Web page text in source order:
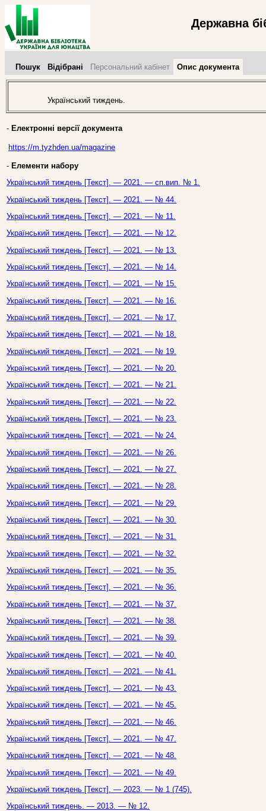
Державна
Пошук Відібрані Персональний кабінет Опис документа
Український тиждень.
- Електронні версії документа
https://m.tyzhden.ua/magazine
- Елементи набору
Український тиждень [Текст]. — 2021. — сп.вип. № 1.
Український тиждень [Текст]. — 2021. — № 44.
Український тиждень [Текст]. — 2021. — № 11.
Український тиждень [Текст]. — 2021. — № 12.
Український тиждень [Текст]. — 2021. — № 13.
Український тиждень [Текст]. — 2021. — № 14.
Український тиждень [Текст]. — 2021. — № 15.
Український тиждень [Текст]. — 2021. — № 16.
Український тиждень [Текст]. — 2021. — № 17.
Український тиждень [Текст]. — 2021. — № 18.
Український тиждень [Текст]. — 2021. — № 19.
Український тиждень [Текст]. — 2021. — № 20.
Український тиждень [Текст]. — 2021. — № 21.
Український тиждень [Текст]. — 2021. — № 22.
Український тиждень [Текст]. — 2021. — № 23.
Український тиждень [Текст]. — 2021. — № 24.
Український тиждень [Текст]. — 2021. — № 26.
Український тиждень [Текст]. — 2021. — № 27.
Український тиждень [Текст]. — 2021. — № 28.
Український тиждень [Текст]. — 2021. — № 29.
Український тиждень [Текст]. — 2021. — № 30.
Український тиждень [Текст]. — 2021. — № 31.
Український тиждень [Текст]. — 2021. — № 32.
Український тиждень [Текст]. — 2021. — № 35.
Український тиждень [Текст]. — 2021. — № 36.
Український тиждень [Текст]. — 2021. — № 37.
Український тиждень [Текст]. — 2021. — № 38.
Український тиждень [Текст]. — 2021. — № 39.
Український тиждень [Текст]. — 2021. — № 40.
Український тиждень [Текст]. — 2021. — № 41.
Український тиждень [Текст]. — 2021. — № 43.
Український тиждень [Текст]. — 2021. — № 45.
Український тиждень [Текст]. — 2021. — № 46.
Український тиждень [Текст]. — 2021. — № 47.
Український тиждень [Текст]. — 2021. — № 48.
Український тиждень [Текст]. — 2021. — № 49.
Український тиждень [Текст]. — 2023. — № 1 (745).
Український тиждень. — 2013. — № 12.